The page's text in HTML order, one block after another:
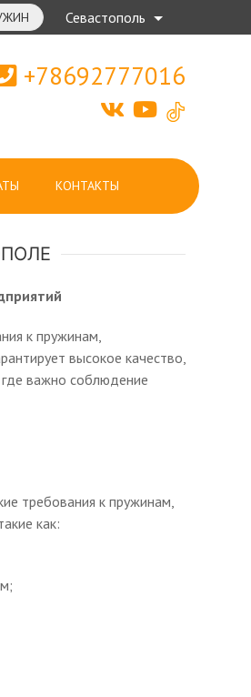
Севастополь
+78692777016
КОНТАКТЫ
к пружинам,
высокое качество,
важно соблюдение
требования к пружинам,
как: